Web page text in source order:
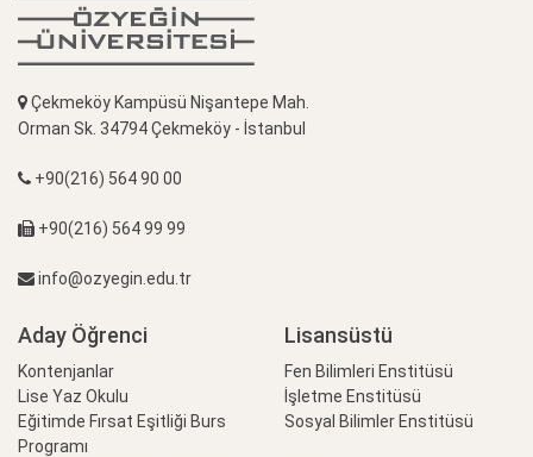
Çekmeköy Kampüsü Nişantepe Mah.
Orman Sk. 34794 Çekmeköy - İstanbul
+90(216) 564 90 00
+90(216) 564 99 99
info@ozyegin.edu.tr
Aday Öğrenci
Kontenjanlar
Lise Yaz Okulu
Eğitimde Fırsat Eşitliği Burs
Programı
Lisansüstü
Fen Bilimleri Enstitüsü
İşletme Enstitüsü
Sosyal Bilimler Enstitüsü